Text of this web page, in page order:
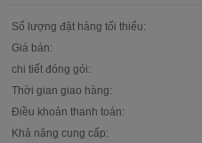
Số lượng đặt hàng tối thiểu:
Giá bán:
chi tiết đóng gói:
Thời gian giao hàng:
Điều khoản thanh toán:
Khả năng cung cấp: